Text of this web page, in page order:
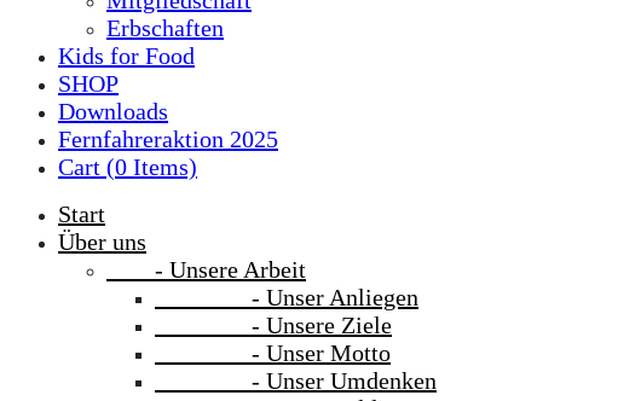
Erbschaften
Kids for Food
SHOP
Downloads
Fernfahreraktion 2025
Cart (0 Items)
Start
Über uns
- Unsere Arbeit
- Unser Anliegen
- Unsere Ziele
- Unser Motto
- Unser Umdenken